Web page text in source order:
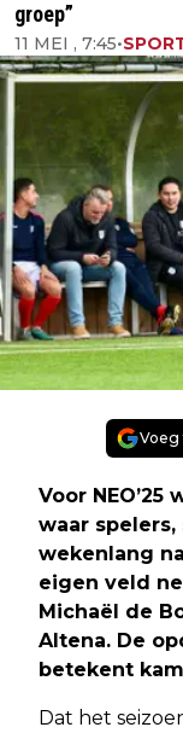
groep”
11 MEI , 7:45•
Voeg
Voor
waar
wekenlang
eigen veld
Michaël de
Altena. De
betekent
Dat het